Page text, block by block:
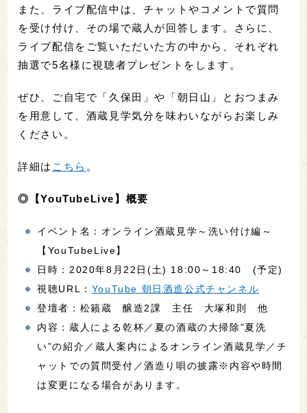
また、ライブ配信中は、チャットやコメントで質問
を受け付け、その場で蔵人が回答します。さらに、
ライブ配信をご覧いただいた方の中から、それぞれ
抽選で5名様に視聴者プレゼントをします。
ぜひ、ご自宅で「久保田」や「朝日山」とおつまみ
を用意して、酒蔵見学気分を味わいながらお楽しみ
ください。
詳細は こちら 。
◎【YouTubeLive】概要
イベント名：オンライン酒蔵見学～洗い付け編～
【YouTubeLive】
日時：2020年8月22日(土) 18:00～18:40 (予定)
視聴URL： YouTube 朝日酒造公式チャンネル
登壇者：松籟蔵 醸造2課 主任 大塚和則 他
内容：蔵人による乾杯／夏の酒蔵の大掃除”夏洗
い”の紹介／蔵人案内によるオンライン酒蔵見学／チ
ャットでの質問受付／酒造り唄の披露※内容や時間
は変更になる場合があります。